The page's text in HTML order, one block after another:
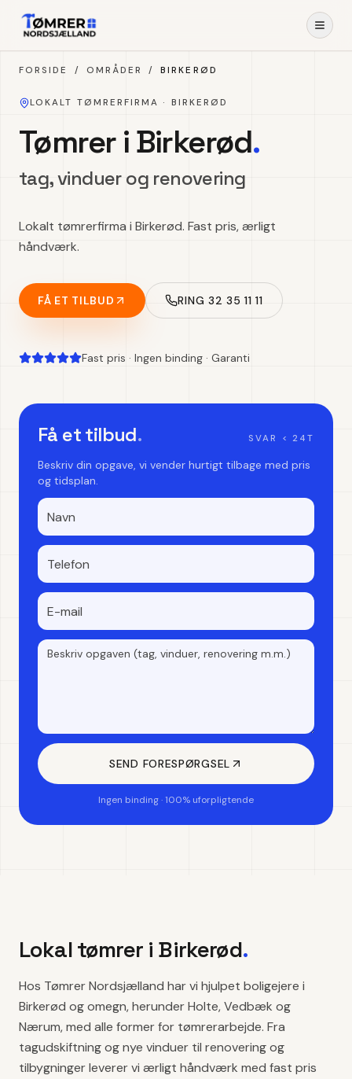
FORSIDE / OMRÅDER / BIRKERØD
LOKALT TØMRERFIRMA · BIRKERØD
Tømrer i Birkerød.
tag, vinduer og renovering
Lokalt tømrerfirma i Birkerød. Fast pris, ærligt
håndværk.
FÅ ET TILBUD RING 32 35 11 11
Fast pris · Ingen binding · Garanti
Få et tilbud. SVAR < 24T
Beskriv din opgave, vi vender hurtigt tilbage med pris
og tidsplan.
SEND FORESPØRGSEL
Ingen binding · 100% uforpligtende
Lokal tømrer i Birkerød.
Hos Tømrer Nordsjælland har vi hjulpet boligejere i
Birkerød og omegn, herunder Holte, Vedbæk og
Nærum, med alle former for tømrerarbejde. Fra
tagudskiftning og nye vinduer til renovering og
tilbygninger leverer vi ærligt håndværk med fast pris